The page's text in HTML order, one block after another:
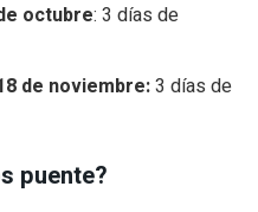
octubre: 3 días de
de noviembre:3 días de
puente?